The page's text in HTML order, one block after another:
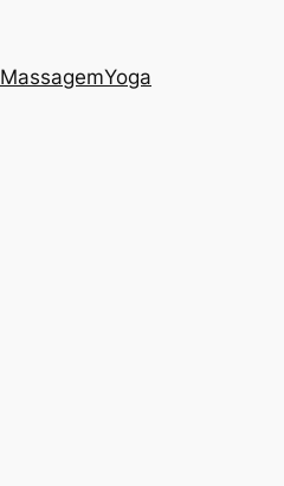
MassagemYoga